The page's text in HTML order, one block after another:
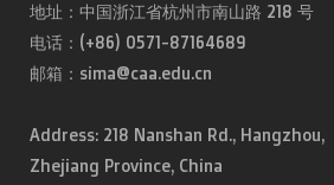
地址：中国浙江省杭州市南山路 218 号
电话：(+86) 0571-87164689
邮箱：sima@caa.edu.cn
Address: 218 Nanshan Rd., Hangzhou,
Zhejiang Province, China